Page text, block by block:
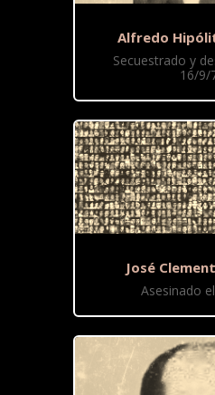
Alfredo
Secuestrado y
16/9/
José
Asesinado